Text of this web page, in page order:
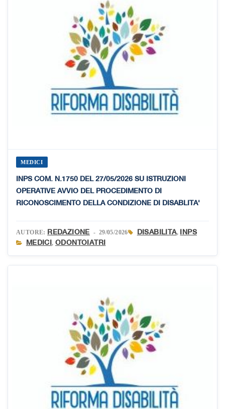
MEDICI
INPS COM. N.1750 DEL 27/05/2026 SU ISTRUZIONI
OPERATIVE AVVIO DEL PROCEDIMENTO DI
RICONOSCIMENTO DELLA CONDIZIONE DI DISABLITA'
AUTORE: REDAZIONE - 29/05/2026 DISABILITA,
INPS
MEDICI,ODONTOIATRI